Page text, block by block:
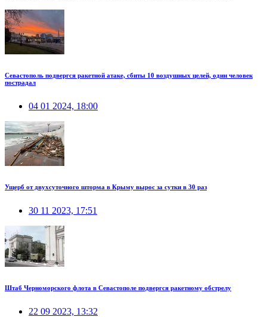
Севастополь подвергся ракетной атаке, сбиты 10 воздушных целей, один человек
пострадал
04 01 2024, 18:00
Ущерб от двухсуточного шторма в Крыму вырос за сутки в 30 раз
30 11 2023, 17:51
Штаб Черноморского флота в Севастополе подвергся ракетному обстрелу
22 09 2023, 13:32